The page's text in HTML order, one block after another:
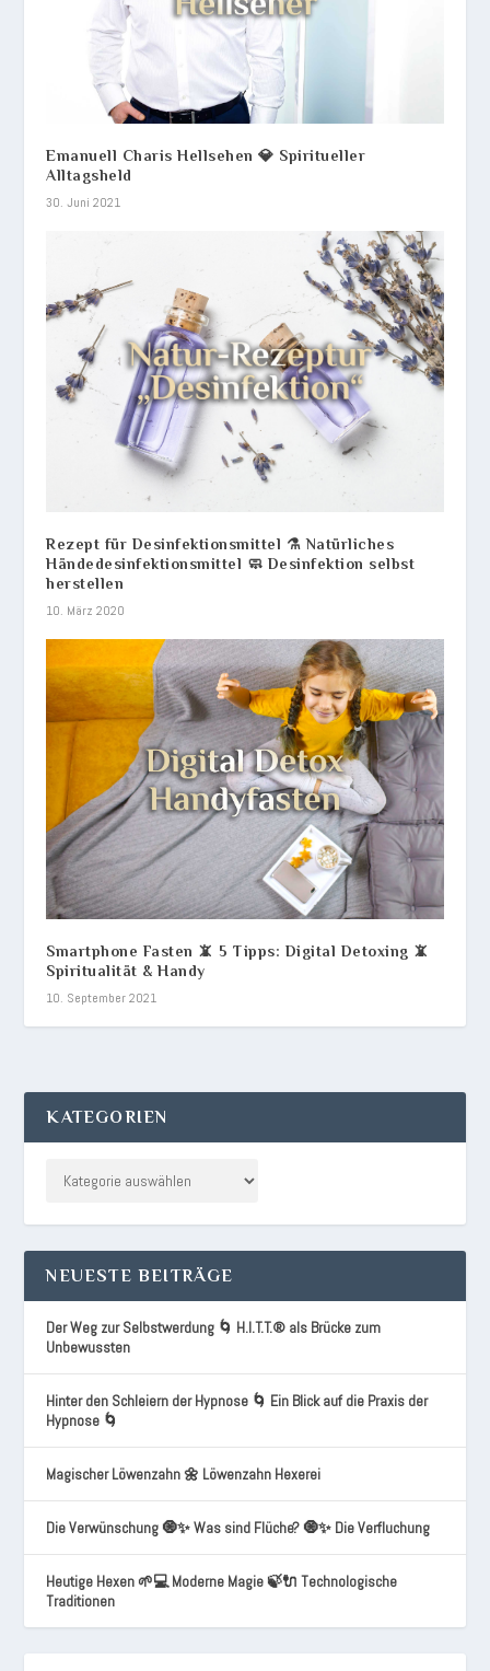
Emanuell Charis Hellsehen 💎 Spiritueller
Alltagsheld
30. Juni 2021
Rezept für Desinfektionsmittel ⚗️ Natürliches
Händedesinfektionsmittel 🧼 Desinfektion selbst
herstellen
10. März 2020
Smartphone Fasten 📵 5 Tipps: Digital Detoxing 📵
Spiritualität & Handy
10. September 2021
KATEGORIEN
NEUESTE BEITRÄGE
Der Weg zur Selbstwerdung 🌀 H.I.T.T.® als Brücke zum
Unbewussten
Hinter den Schleiern der Hypnose 🌀 Ein Blick auf die Praxis der
Hypnose 🌀
Magischer Löwenzahn 🌼 Löwenzahn Hexerei
Die Verwünschung 🧿✨ Was sind Flüche? 🧿✨ Die Verfluchung
Heutige Hexen 🌱💻 Moderne Magie 🍃🔌 Technologische
Traditionen